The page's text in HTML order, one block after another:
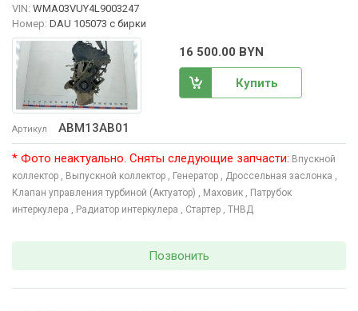
Артикул ABM13AB01
VIN: WMA03VUY4L9003247
Номер: DAU 105073 с бирки
16 500.00 BYN
Купить
* Фото неактуально. Сняты следующие запчасти: Впускной
коллектор , Выпускной коллектор , Генератор , Дроссельная заслонка ,
Клапан управления турбиной (Актуатор) , Маховик , Патрубок
интеркулера , Радиатор интеркулера , Стартер , ТНВД
Позвонить